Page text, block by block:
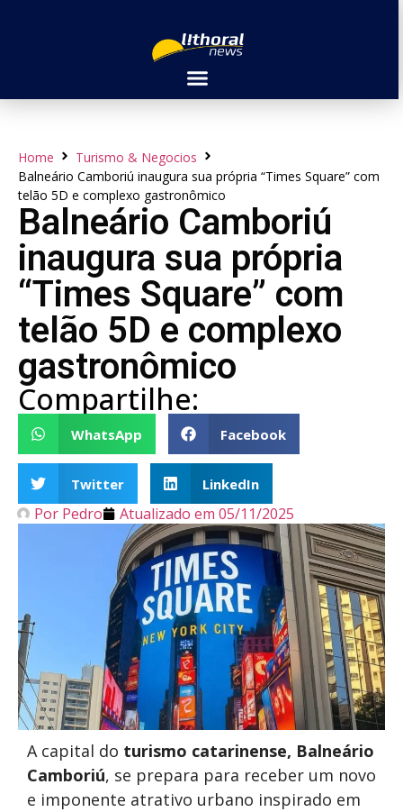
Home
Turismo & Negocios
Balneário Camboriú inaugura sua própria “Times Square” com
telão 5D e complexo gastronômico
Balneário Camboriú
inaugura sua própria
“Times Square” com
telão 5D e complexo
gastronômico
Compartilhe:
WhatsApp Facebook
Twitter LinkedIn
Por Pedro Atualizado em 05/11/2025
A capital do turismo catarinense, Balneário
Camboriú, se prepara para receber um novo
e imponente atrativo urbano inspirado em